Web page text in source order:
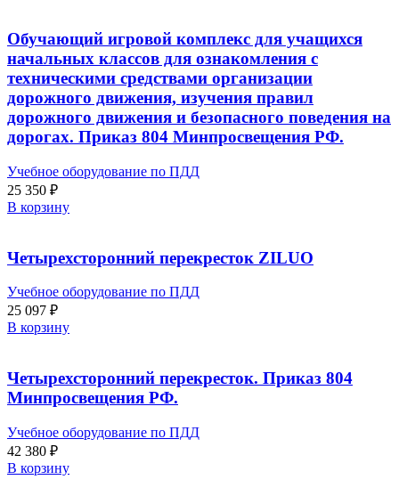
Обучающий игровой комплекс для учащихся
начальных классов для ознакомления с
техническими средствами организации
дорожного движения, изучения правил
дорожного движения и безопасного поведения на
дорогах. Приказ 804 Минпросвещения РФ.
Учебное оборудование по ПДД
25 350 ₽
В корзину
Четырехсторонний перекресток ZILUO
Учебное оборудование по ПДД
25 097 ₽
В корзину
Четырехсторонний перекресток. Приказ 804
Минпросвещения РФ.
Учебное оборудование по ПДД
42 380 ₽
В корзину